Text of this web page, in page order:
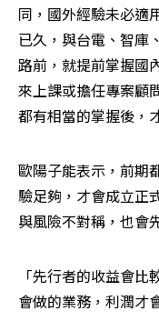
同，國外經驗未必適
已久，與台電、智庫
路前，就提前掌握國
來上課或擔任專案顧
都有相當的掌握後，
歐陽子能表示，前期
驗足夠，才會成立正
與風險不對稱，也會
「先行者的收益會
會做的業務，利潤才